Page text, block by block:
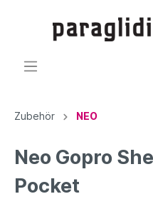
Zubehör NEO
Neo Gopro
Pocket